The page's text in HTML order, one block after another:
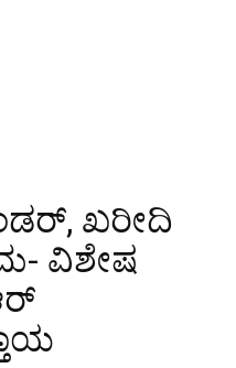
ಖರೀದಿ
ವಿಶೇಷ